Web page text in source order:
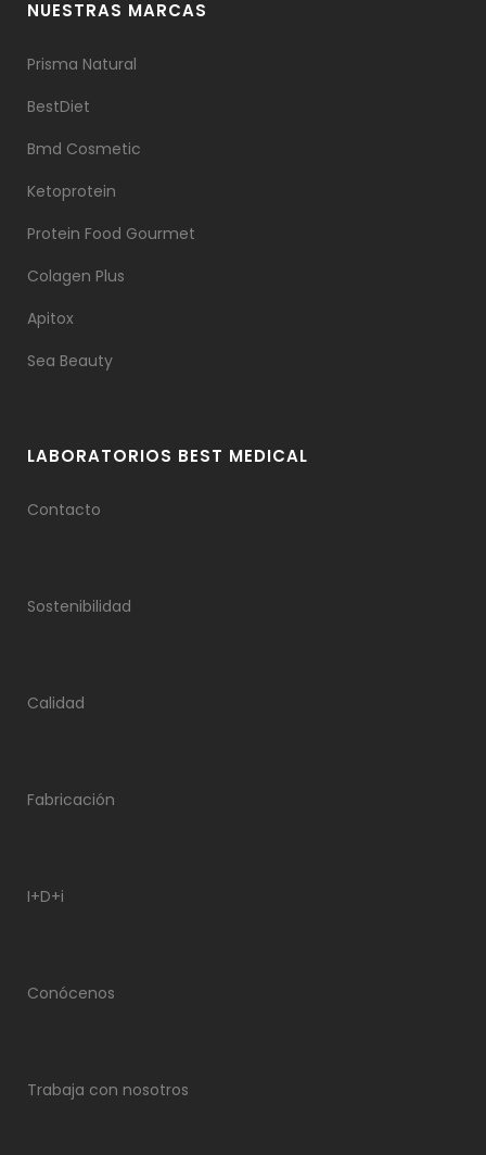
NUESTRAS MARCAS
Prisma Natural
BestDiet
Bmd Cosmetic
Ketoprotein
Protein Food Gourmet
Colagen Plus
Apitox
Sea Beauty
LABORATORIOS BEST MEDICAL
Contacto
Sostenibilidad
Calidad
Fabricación
I+D+i
Conócenos
Trabaja con nosotros